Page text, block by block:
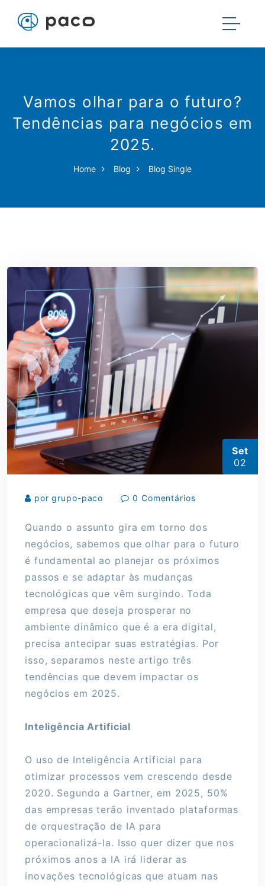
Vamos olhar para o futuro?
Tendências para negócios em
2025.
Home Blog Blog Single
Set
02
por grupo-paco 0 Comentários
Quando o assunto gira em torno dos
negócios, sabemos que olhar para o futuro
é fundamental ao planejar os próximos
passos e se adaptar às mudanças
tecnológicas que vêm surgindo. Toda
empresa que deseja prosperar no
ambiente dinâmico que é a era digital,
precisa antecipar suas estratégias. Por
isso, separamos neste artigo três
tendências que devem impactar os
negócios em 2025.
Inteligência Artificial
O uso de Inteligência Artificial para
otimizar processos vem crescendo desde
2020. Segundo a Gartner, em 2025, 50%
das empresas terão inventado plataformas
de orquestração de IA para
operacionalizá-la. Isso quer dizer que nos
próximos anos a IA irá liderar as
inovações tecnológicas que atuam nas